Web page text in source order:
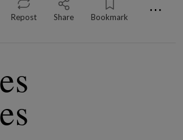
Repost Share Bookmark ⋯